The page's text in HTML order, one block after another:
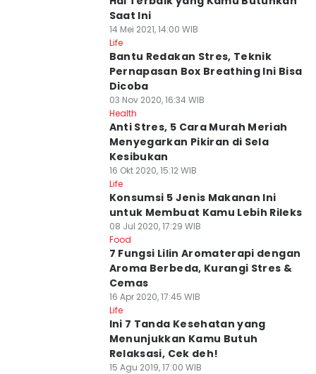
Saat Ini
14 Mei 2021, 14:00 WIB
Life
Bantu Redakan Stres, Teknik
Pernapasan Box Breathing Ini Bisa
Dicoba
03 Nov 2020, 16:34 WIB
Health
Anti Stres, 5 Cara Murah Meriah
Menyegarkan Pikiran di Sela
Kesibukan
16 Okt 2020, 15:12 WIB
Life
Konsumsi 5 Jenis Makanan Ini
untuk Membuat Kamu Lebih Rileks
08 Jul 2020, 17:29 WIB
Food
7 Fungsi Lilin Aromaterapi dengan
Aroma Berbeda, Kurangi Stres &
Cemas
16 Apr 2020, 17:45 WIB
Life
Ini 7 Tanda Kesehatan yang
Menunjukkan Kamu Butuh
Relaksasi, Cek deh!
15 Agu 2019, 17:00 WIB